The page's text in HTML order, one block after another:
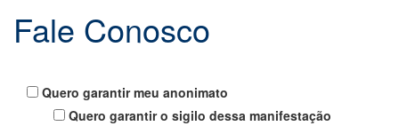
Fale Conosco
Quero garantir meu anonimato
Quero garantir o sigilo dessa manifestação